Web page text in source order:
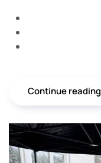
Continue reading